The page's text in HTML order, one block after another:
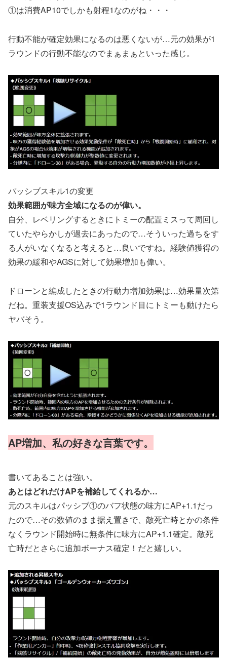
①は消費AP10でしかも射程1なのがね・・・
行動不能が確定効果になるのは悪くないが…元の効果が1
ラウンドの行動不能なのでまぁまぁといった感じ。
パッシブスキル1の変更
効果範囲が味方全域になるのが偉い。
自分、レベリングするときにトミーの配置ミスって周回し
ていたやらかしが過去にあったので…そういった過ちをす
る人がいなくなると考えると…良いですね。経験値獲得の
効果の緩和やAGSに対して効果増加も偉い。
ドローンと編成したときの行動力増加効果は…効果量次第
だね。重装支援OS込みで1ラウンド目にトミーも動けたら
ヤバそう。
AP増加、私の好きな言葉です。
書いてあることは強い。
あとはどれだけAPを補給してくれるか…
元のスキルはパッシブ①のバフ状態の味方にAP+1.1だっ
たので…その数値のまま据え置きで、敵死亡時とかの条件
なくラウンド開始時に無条件に味方にAP+1.1確定。敵死
亡時だとさらに追加ボーナス確定！だと嬉しい。